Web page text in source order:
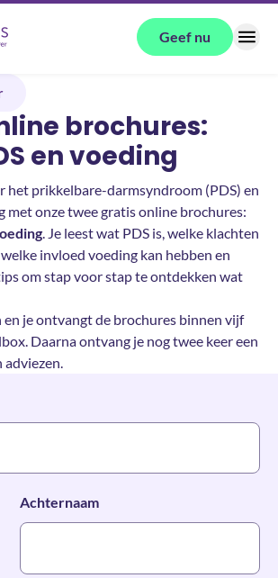
Geef nu
brochures:
en voeding
het prikkelbare-darmsyndroom (PDS) en
met onze twee gratis online brochures:
. Je leest wat PDS is, welke klachten
invloed voeding kan hebben en
om stap voor stap te ontdekken wat
en je ontvangt de brochures binnen vijf
Daarna ontvang je nog twee keer een
adviezen.
Achternaam